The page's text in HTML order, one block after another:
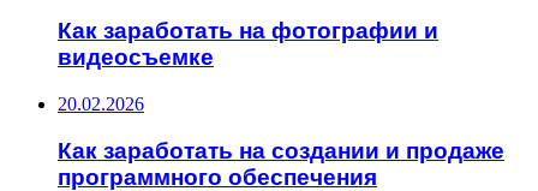
Как заработать на фотографии и
видеосъемке
20.02.2026
Как заработать на создании и продаже
программного обеспечения